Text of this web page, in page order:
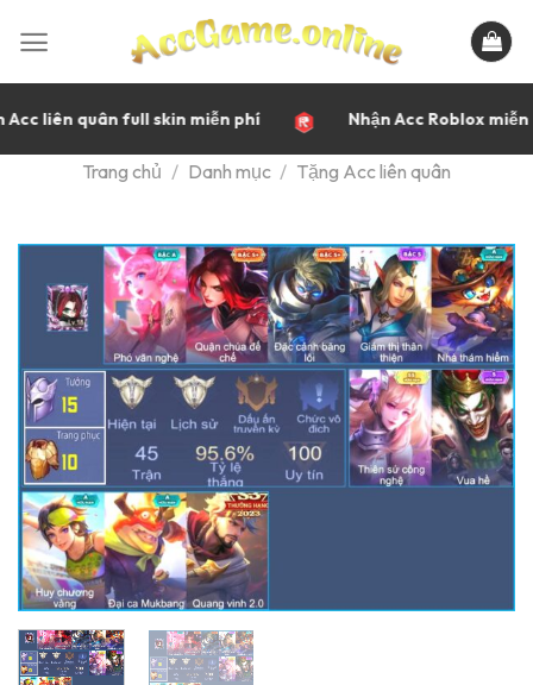
qua
liên quân full skin miễn phí Nhận Acc Roblox miễn
Trang chủ / Danh mục / Tặng Acc liên quân